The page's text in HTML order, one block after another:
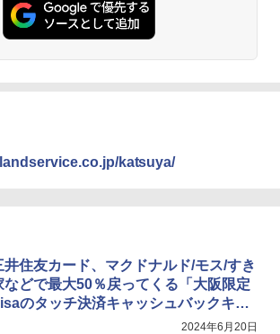
katsuya/
井住友カード、マクドナルド/モス/すき
などで最大50％戻ってくる「大阪限定
のタッチ決済キャッシュバックキャ
2024年6月20日